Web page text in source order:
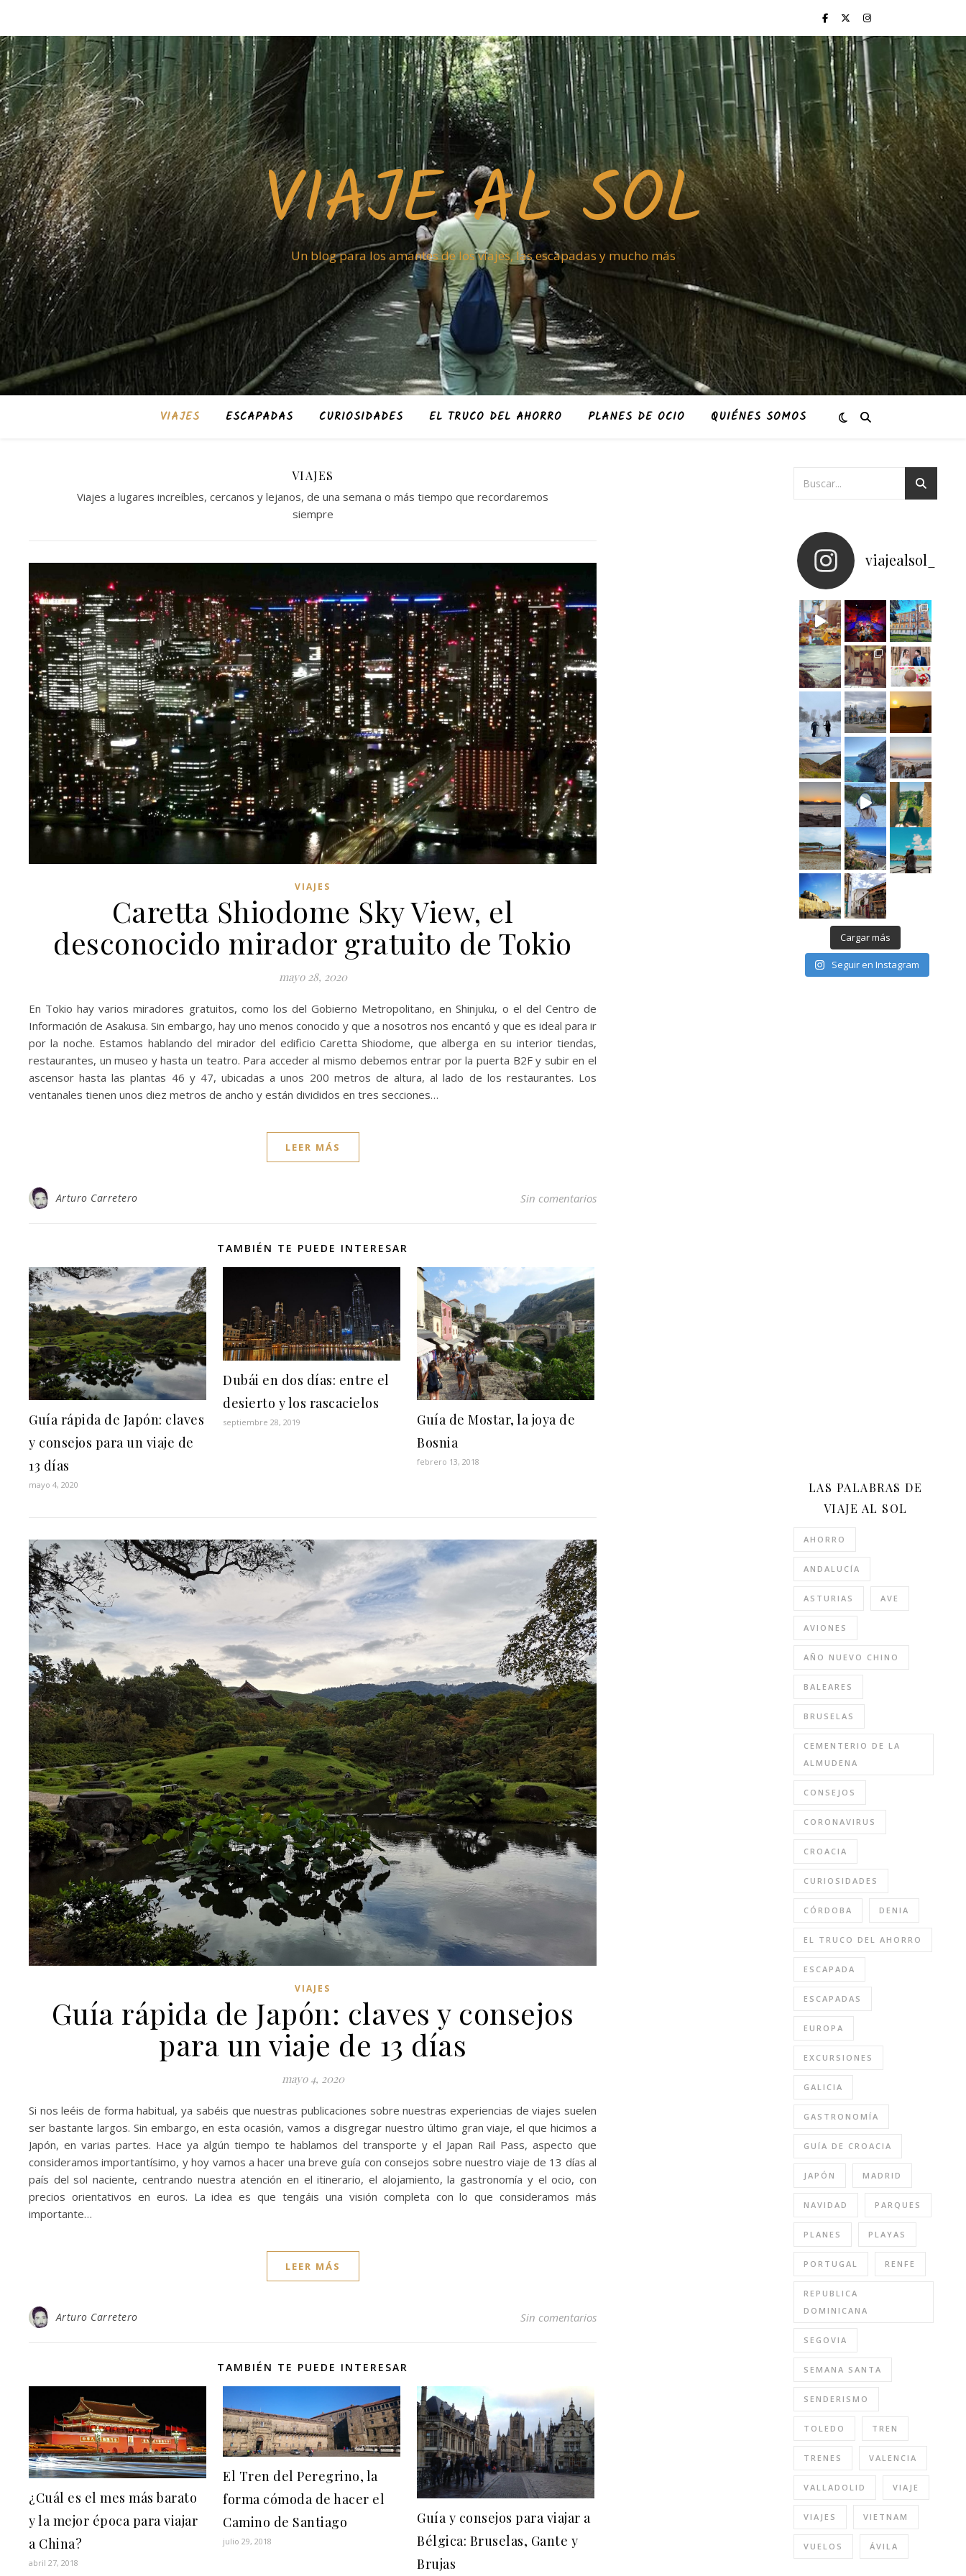
VIAJE AL SOL
Un blog para los amantes de los viajes, las escapadas y mucho más
VIAJES ESCAPADAS CURIOSIDADES EL TRUCO DEL AHORRO PLANES DE OCIO QUIÉNES SOMOS
VIAJES
Viajes a lugares increíbles, cercanos y lejanos, de una semana o más tiempo que recordaremos
siempre
VIAJES
Caretta Shiodome Sky View, el
desconocido mirador gratuito de Tokio
mayo 28, 2020
En Tokio hay varios miradores gratuitos, como los del Gobierno Metropolitano, en Shinjuku, o el del Centro de
Información de Asakusa. Sin embargo, hay uno menos conocido y que a nosotros nos encantó y que es ideal para ir
por la noche. Estamos hablando del mirador del edificio Caretta Shiodome, que alberga en su interior tiendas,
restaurantes, un museo y hasta un teatro. Para acceder al mismo debemos entrar por la puerta B2F y subir en el
ascensor hasta las plantas 46 y 47, ubicadas a unos 200 metros de altura, al lado de los restaurantes. Los
ventanales tienen unos diez metros de ancho y están divididos en tres secciones…
LEER MÁS
Arturo Carretero Sin comentarios
TAMBIÉN TE PUEDE INTERESAR
Guía rápida de Japón: claves
y consejos para un viaje de
13 días
mayo 4, 2020
Dubái en dos días: entre el
desierto y los rascacielos
septiembre 28, 2019
Guía de Mostar, la joya de
Bosnia
febrero 13, 2018
VIAJES
Guía rápida de Japón: claves y consejos
para un viaje de 13 días
mayo 4, 2020
Si nos leéis de forma habitual, ya sabéis que nuestras publicaciones sobre nuestras experiencias de viajes suelen
ser bastante largos. Sin embargo, en esta ocasión, vamos a disgregar nuestro último gran viaje, el que hicimos a
Japón, en varias partes. Hace ya algún tiempo te hablamos del transporte y el Japan Rail Pass, aspecto que
consideramos importantísimo, y hoy vamos a hacer una breve guía con consejos sobre nuestro viaje de 13 días al
país del sol naciente, centrando nuestra atención en el itinerario, el alojamiento, la gastronomía y el ocio, con
precios orientativos en euros. La idea es que tengáis una visión completa con lo que consideramos más
importante…
LEER MÁS
Arturo Carretero Sin comentarios
TAMBIÉN TE PUEDE INTERESAR
¿Cuál es el mes más barato
y la mejor época para viajar
a China?
abril 27, 2018
El Tren del Peregrino, la
forma cómoda de hacer el
Camino de Santiago
julio 29, 2018
Guía y consejos para viajar a
Bélgica: Bruselas, Gante y
Brujas
viajealsol_
Cargar más
Seguir en Instagram
LAS PALABRAS DE
VIAJE AL SOL
AHORRO
ANDALUCÍA
ASTURIAS AVE
AVIONES
AÑO NUEVO CHINO
BALEARES
BRUSELAS
CEMENTERIO DE LA
ALMUDENA
CONSEJOS
CORONAVIRUS
CROACIA
CURIOSIDADES
CÓRDOBA DENIA
EL TRUCO DEL AHORRO
ESCAPADA
ESCAPADAS
EUROPA
EXCURSIONES
GALICIA
GASTRONOMÍA
GUÍA DE CROACIA
JAPÓN MADRID
NAVIDAD PARQUES
PLANES PLAYAS
PORTUGAL RENFE
REPUBLICA
DOMINICANA
SEGOVIA
SEMANA SANTA
SENDERISMO
TOLEDO TREN
TRENES VALENCIA
VALLADOLID VIAJE
VIAJES VIETNAM
VUELOS ÁVILA